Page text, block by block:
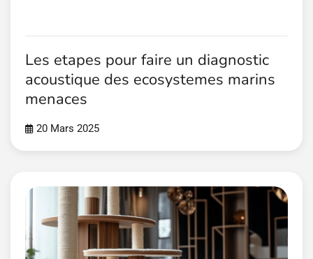
Les etapes pour faire un diagnostic
acoustique des ecosystemes marins
menaces
20 Mars 2025